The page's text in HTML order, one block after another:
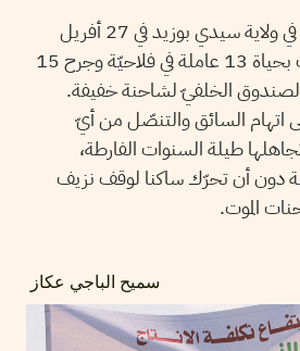
شهدت منطقة السبّالة في ولاية سيدي بوزيد في 27 أفريل
2019 حادثة سير أودت بحياة 13 عاملة في فلاحيّة وجرح 15
الصندوق الخلفيّ لشاحنة خفيفة.
اتهام السائق والتنصّل من أيّ
طيلة السنوات الفارطة،
دون أن تحرّك ساكنا لوقف نزيف
الموت.
سميح الباجي عكاز